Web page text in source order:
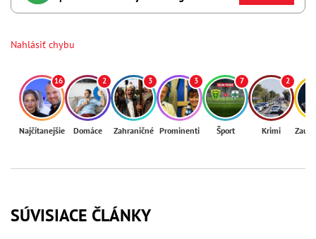
Nahlásiť chybu
16
Najčítanejšie
2
Domáce
3
Zahraničné
3
Prominenti
7
Šport
2
Krimi
SÚVISIACE ČLÁNKY